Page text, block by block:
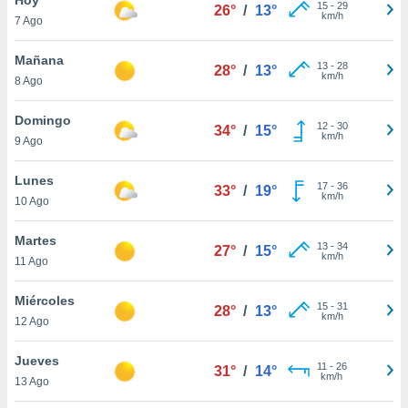
en
más
nuestra
de
cookies
aceptar
7 Ago
26° / 13° 15- 29
km/h
Mañana
8 Ago
28° / 13° 13- 28
km/h
Domingo
9 Ago
34° / 15° 12- 30
km/h
Lunes
10 Ago
33° / 19° 17- 36
km/h
Martes
11 Ago
27° / 15° 13- 34
km/h
Miércoles
12 Ago
28° / 13° 15- 31
km/h
Jueves
13 Ago
31° / 14° 11 - 26
km/h